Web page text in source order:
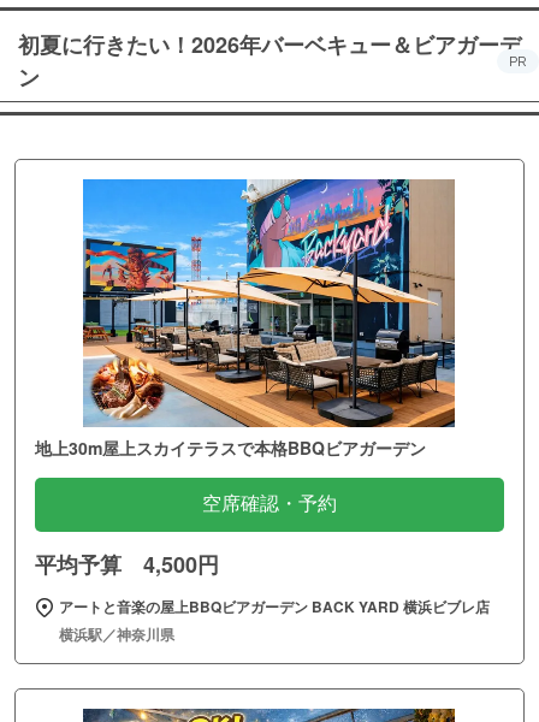
初夏に行きたい！2026年バーベキュー＆ビアガーデ
ン
PR
地上30m屋上スカイテラスで本格BBQビアガーデン
空席確認・予約
平均予算 4,500円
アートと音楽の屋上BBQビアガーデン BACK YARD 横浜ビブレ店
横浜駅／神奈川県